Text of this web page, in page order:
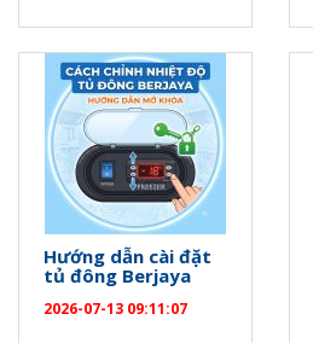
Hướng dẫn cài đặt
tủ đông Berjaya
2026-07-13 09:11:07